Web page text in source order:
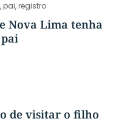
,pai,registro
Nova Lima tenha
de visitar o filho